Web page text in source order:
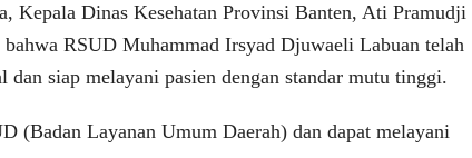
Kepala Dinas Kesehatan Provinsi Banten, Ati Pramudji
bahwa RSUD Muhammad Irsyad Djuwaeli Labuan telah
dan siap melayani pasien dengan standar mutu tinggi.
(Badan Layanan Umum Daerah) dan dapat melayani